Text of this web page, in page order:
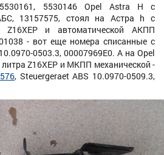
5530146 Opel Astra H с
13157575, стоял на Астра h с
Z16XEP и автоматической АКПП
- вот еще номера списанные с
0503.3, 00007969E0. А на Opel
Z16XEP и МКПП механической -
, Steuergeraet ABS 10.0970-0509.3,